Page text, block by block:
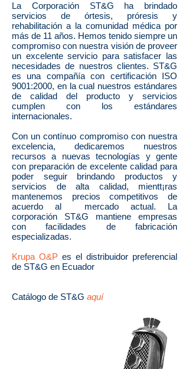
La Corporación ST&G ha brindado
servicios de órtesis, próresis y
rehabilitación a la comunidad médica por
más de 11 años. Hemos tenido siempre un
compromiso con nuestra visión de proveer
un excelente servicio para satisfacer las
necesidades de nuestros clientes. ST&G
es una compañía con certificación ISO
9001:2000, en la cual nuestros estándares
de calidad del producto y servicios
cumplen con los estándares
internacionales.
Con un contínuo compromiso con nuestra
excelencia, dedicaremos nuestros
recursos a nuevas tecnologías y gente
con preparación de excelente calidad para
poder seguir brindando productos y
servicios de alta calidad, mientt¡ras
mantenemos precios competitivos de
acuerdo al mercado actual. La
corporación ST&G mantiene empresas
con facilidades de fabricación
especializadas.
Krupa O&P es el distribuidor preferencial
de ST&G en Ecuador
Catálogo de ST&G aquí